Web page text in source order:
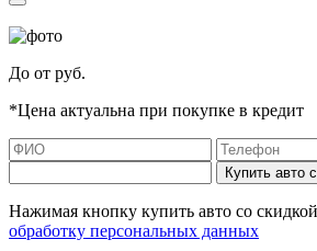
До от руб.
*Цена актуальна при покупке в кредит
Купить авто
Нажимая кнопку купить авто со
обработку персональных данных